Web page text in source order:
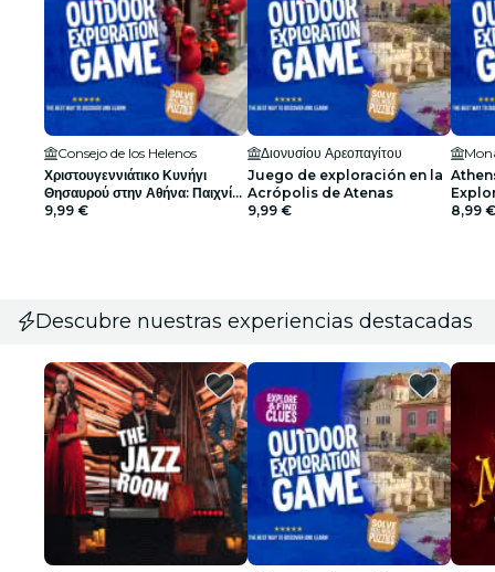
Consejo de los Helenos
Χριστουγεννιάτικο Κυνήγι
Θησαυρού στην Αθήνα: Παιχνίδι
Εξερεύνησης σε Εξωτερικό
9,99 €
Διονυσίου Αρεοπαγίτου
Juego de exploración en la
Acrópolis de Atenas
9,99 €
8,99 €
Descubre nuestras experiencias destacadas